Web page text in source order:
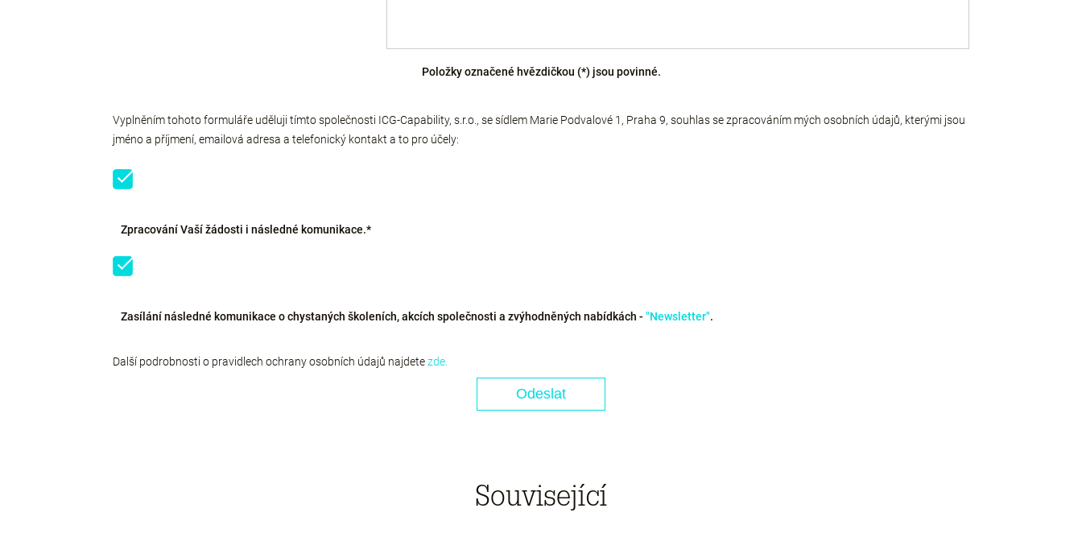
Položky označené hvězdičkou (*) jsou povinné.
Vyplněním tohoto formuláře uděluji tímto společnosti ICG-Capability, s.r.o., se sídlem Marie Podvalové 1, Praha 9, souhlas se zpracováním mých osobních údajů, kterými jsou
jméno a příjmení, emailová adresa a telefonický kontakt a to pro účely:
Zpracování Vaší žádosti i následné komunikace.*
Zasílání následné komunikace o chystaných školeních, akcích společnosti a zvýhodněných nabídkách - "Newsletter".
Další podrobnosti o pravidlech ochrany osobních údajů najdetezde.
Související